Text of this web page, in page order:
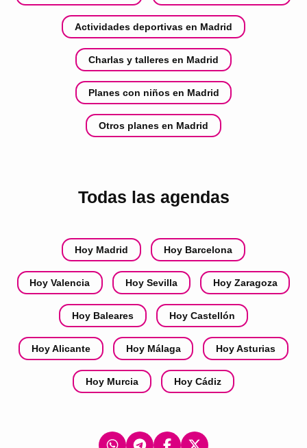
Actividades deportivas en Madrid
Charlas y talleres en Madrid
Planes con niños en Madrid
Otros planes en Madrid
Todas las agendas
Hoy Madrid Hoy Barcelona
Hoy Valencia Hoy Sevilla Hoy Zaragoza
Hoy Baleares Hoy Castellón
Hoy Alicante Hoy Málaga Hoy Asturias
Hoy Murcia Hoy Cádiz